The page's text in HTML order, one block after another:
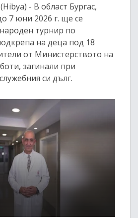
- В област Бургас,
7 юни 2026 г. ще се
турнир по
на деца под 18
от Министерството на
загинали при
си дълг.